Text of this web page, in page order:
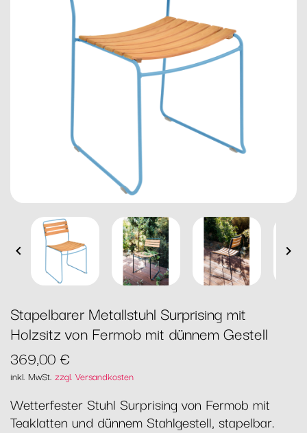
 
Stapelbarer Metallstuhl Surprising mit
Holzsitz von Fermob mit dünnem Gestell
369,00 €
inkl. MwSt. zzgl. Versandkosten
Wetterfester Stuhl Surprising von Fermob mit
Teaklatten und dünnem Stahlgestell, stapelbar.